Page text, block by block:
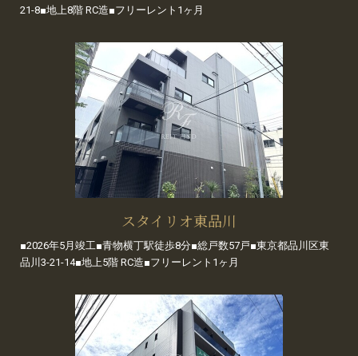
21-8■地上8階 RC造■フリーレント1ヶ月
スタイリオ東品川
■2026年5月竣工■青物横丁駅徒歩8分■総戸数57戸■東京都品川区東
品川3-21-14■地上5階 RC造■フリーレント1ヶ月